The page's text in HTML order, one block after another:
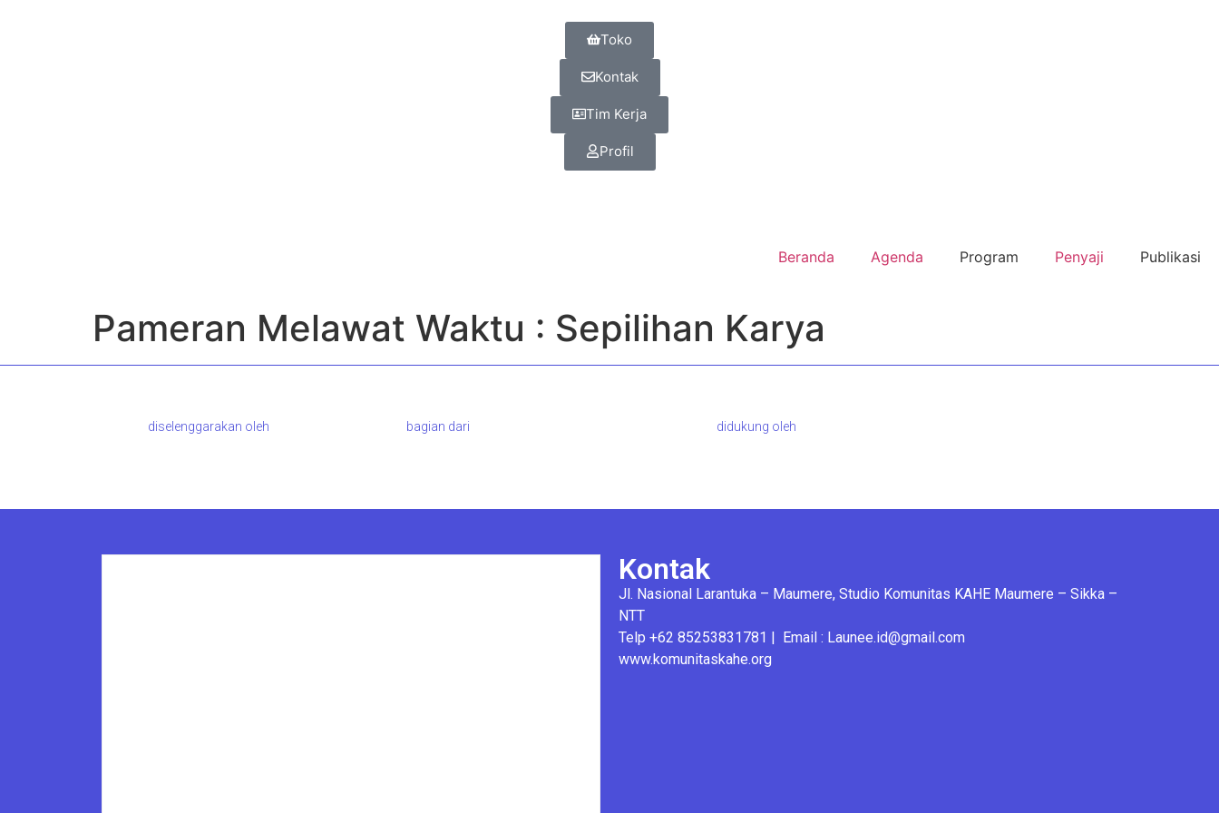
Toko
Kontak
Tim Kerja
Profil
Beranda Agenda Program Penyaji Publikasi
Pameran Melawat Waktu : Sepilihan Karya
diselenggarakan oleh bagian dari didukung oleh
Kontak
Jl. Nasional Larantuka – Maumere, Studio Komunitas KAHE Maumere – Sikka –
NTT
Telp +62 85253831781 | Email : Launee.id@gmail.com
www.komunitaskahe.org